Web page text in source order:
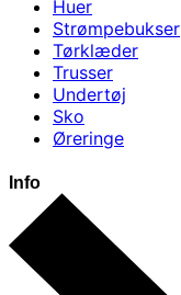
Huer
Strømpebukser
Tørklæder
Trusser
Undertøj
Sko
Øreringe
Info